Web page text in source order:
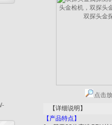
点击
【详细说明】
【产品特点】